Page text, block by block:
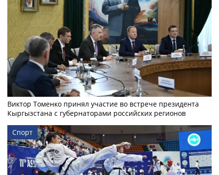
Виктор Томенко принял участие во встрече президента
Кыргызстана с губернаторами российских регионов
Спорт